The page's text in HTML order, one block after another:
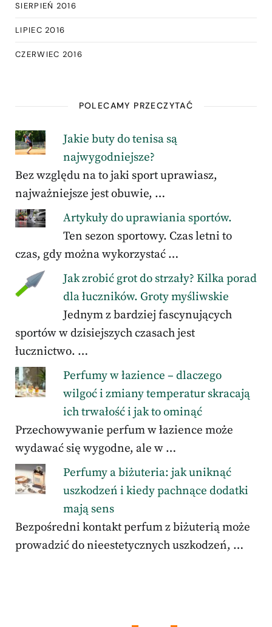
SIERPIEŃ 2016
LIPIEC 2016
CZERWIEC 2016
POLECAMY PRZECZYTAĆ
Jakie buty do tenisa są
najwygodniejsze?
Bez względu na to jaki sport uprawiasz,
najważniejsze jest obuwie, …
Artykuły do uprawiania sportów.
Ten sezon sportowy. Czas letni to
czas, gdy można wykorzystać …
Jak zrobić grot do strzały? Kilka porad
dla łuczników. Groty myśliwskie
Jednym z bardziej fascynujących
sportów w dzisiejszych czasach jest
łucznictwo. …
Perfumy w łazience – dlaczego
wilgoć i zmiany temperatur skracają
ich trwałość i jak to ominąć
Przechowywanie perfum w łazience może
wydawać się wygodne, ale w …
Perfumy a biżuteria: jak uniknąć
uszkodzeń i kiedy pachnące dodatki
mają sens
Bezpośredni kontakt perfum z biżuterią może
prowadzić do nieestetycznych uszkodzeń, …